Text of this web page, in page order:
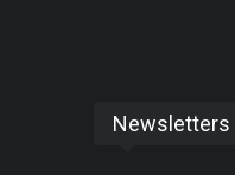
Newsletters